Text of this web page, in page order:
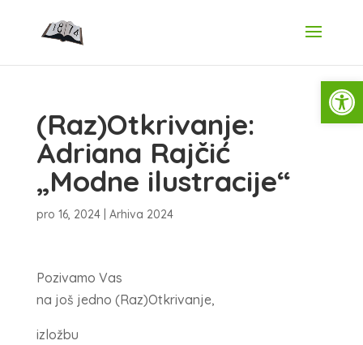
(Raz)Otkrivanje:
Adriana Rajčić
„Modne ilustracije“
pro 16, 2024| Arhiva 2024
Pozivamo Vas
na još jedno (Raz)Otkrivanje,
izložbu